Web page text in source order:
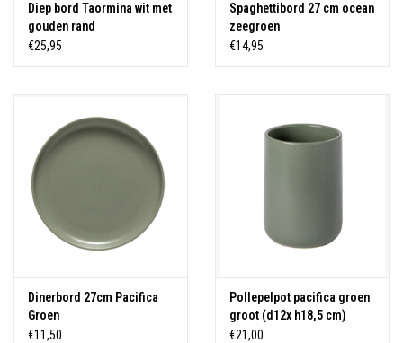
Diep bord Taormina wit met
gouden rand
€25,95
Spaghettibord 27 cm ocean
zeegroen
€14,95
Dinerbord 27cm Pacifica
Groen
€11,50
Pollepelpot pacifica groen
groot (d12x h18,5 cm)
€21,00